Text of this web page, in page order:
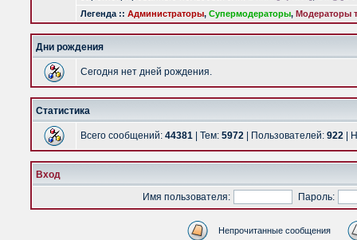
Легенда :: Администраторы, Супермодераторы, Модераторы
Дни рождения
Сегодня нет дней рождения.
Статистика
Всего сообщений: 44381 | Тем: 5972 | Пользователей: 922 |
Вход
Имя пользователя:
Пароль:
Непрочитанные сообщения